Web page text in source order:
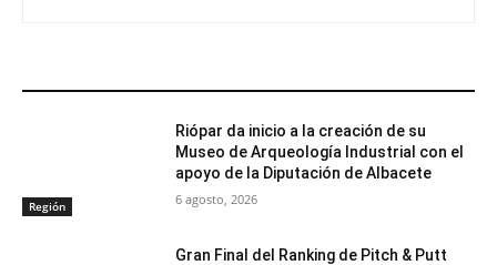
Región
Riópar da inicio a la creación de su
Museo de Arqueología Industrial con el
apoyo de la Diputación de Albacete
6 agosto, 2026
Gran Final del Ranking de Pitch & Putt